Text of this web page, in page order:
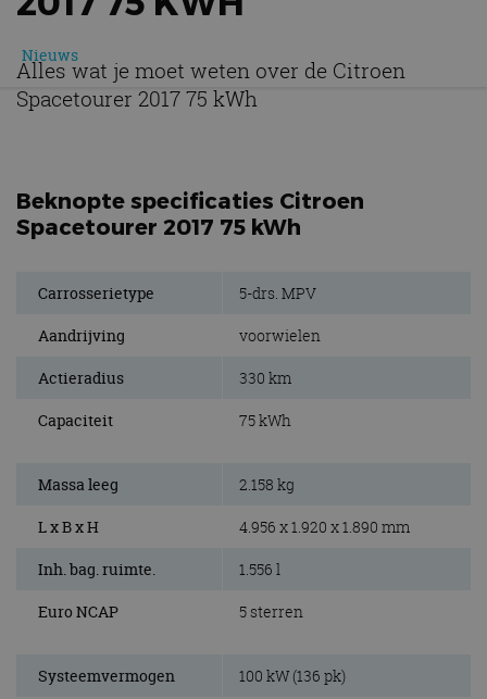
Nieuws
Alles wat je moet weten over de Citroen
Spacetourer 2017 75 kWh
Beknopte specificaties Citroen
Spacetourer 2017 75 kWh
Carrosserietype 5-drs. MPV
Aandrijving voorwielen
Actieradius 330 km
Capaciteit 75 kWh
Massa leeg 2.158 kg
L x B x H 4.956 x 1.920 x 1.890 mm
Inh. bag. ruimte. 1.556 l
Euro NCAP 5 sterren
Systeemvermogen 100 kW (136 pk)